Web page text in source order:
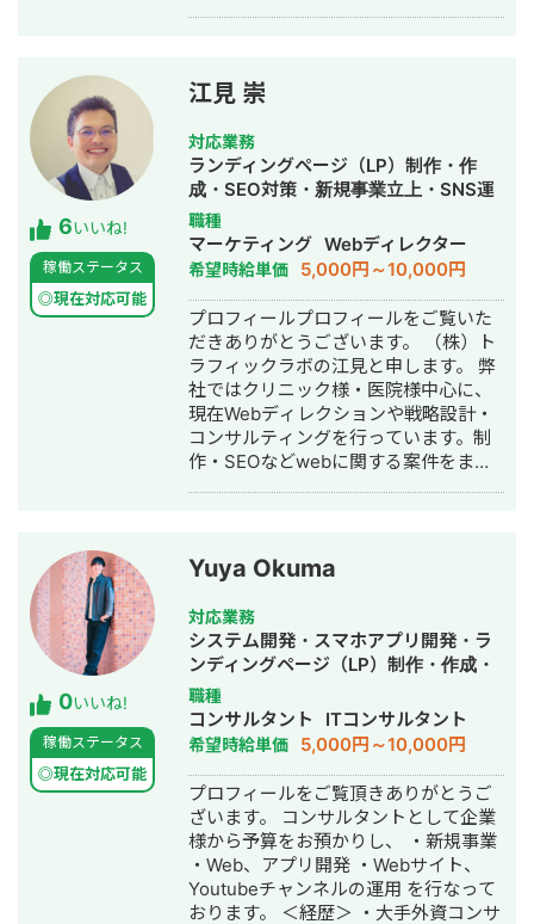
得意としており、要件定義、設計、実
装、本番リリース、運用改善まで一貫
して対応しています。 特に、仕様が複
雑な業務システムや、要件がまだ固ま
りきっていない新規開発において、事
業目的を整理しながら、正確にスピー
ド感を持って形にしていくことを強み
としています。 いまはスタートアップ
案件にてAIエージェント開発にも携わ
っており、AI活用した業務効率化、新
機能開発、既存プロダクトへのAI機能
の組み込みなどにも対応しています。
単純に言われたものを作るだけではな
く、事業として使える形に落とし込む
ことを重視し、開発の初期段階からリ
リース後の運用まで伴走しています。
6いいね!
稼働ステータス
◎現在対応可能
江見 崇
対応業務
ランディングページ（LP）制作・作
成・SEO対策・新規事業立上・SNS運
用代行・記事作成代行・ライティン
グ・翻訳・ホームページ制作・作成・
バナー制作・デザイン・ロゴデザイ
ン・作成・イラスト制作・リスティン
グ広告運用代行
職種
マーケティング Webディレクター
希望時給単価 5,000円～10,000円
プロフィールプロフィールをご覧いた
だきありがとうございます。 （株）ト
ラフィックラボの江見と申します。 弊
社ではクリニック様・医院様中心に、
現在Webディレクションや戦略設計・
コンサルティングを行っています。制
作・SEOなどwebに関する案件をまる
また、常にレスを早めに対応を心がけ
ておりまして24時間365日対応が可能
です。 実際、弊社は地域名＋施術で上
位表示が得意得意で、かなりの施術名
をハックしています。 また、医療広告
ガイドライン、薬機法にも対応した知
見もあり安全性にも対応しておりま
す。 ■実績■ ・某美容系ビックワード
で圏外→10位以内（半年） ・美容施術
系ビッグワード 2位 ・新規患者数PV
が3ヶ月で２倍 ・半年で新規患者数が
1.5倍！
0いいね!
稼働ステータス
◎現在対応可能
Yuya Okuma
対応業務
システム開発・スマホアプリ開発・ラ
ンディングページ（LP）制作・作成・
Youtubeチャンネル運営代行・立ち上
げ・ECサイト構築・ネットショップ作
成代行・SEO対策・新規事業立上・記
事作成代行・ライティング・翻訳・ホ
ームページ制作・作成・リスティング
広告運用代行・オウンドメディア制
作・構築・運用代行・動画制作・動画
編集
職種
コンサルタント ITコンサルタント
希望時給単価 5,000円～10,000円
プロフィールをご覧頂きありがとうご
ざいます。 コンサルタントとして企業
様から予算をお預かりし、 ・新規事業
・Web、アプリ開発 ・Webサイト、
Youtubeチャンネルの運用 を行なって
おります。 ＜経歴＞ ・大手外資コンサ